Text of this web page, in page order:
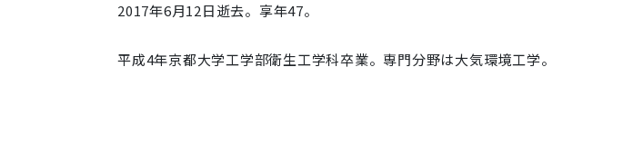
2017年6月12日逝去。享年47。
平成4年京都大学工学部衛生工学科卒業。専門分野は大気環境工学。